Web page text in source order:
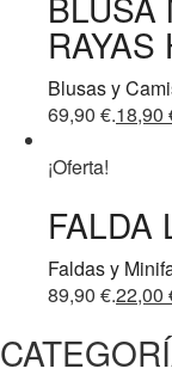
RAYAS
Blusas y
69,90 €.18,90
¡Oferta!
FALDA
Faldas y
89,90 €.22,00